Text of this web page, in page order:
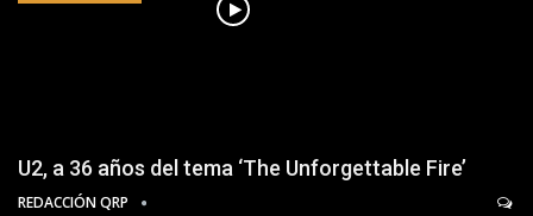
U2, a 36 años del tema ‘The Unforgettable Fire’
REDACCIÓN QRP